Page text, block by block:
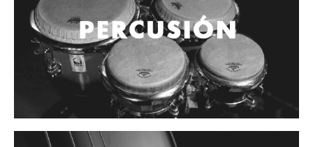
Estantes y soportes
Instalaciones y publicidad
Accesorios
Controladores
Tornamesa